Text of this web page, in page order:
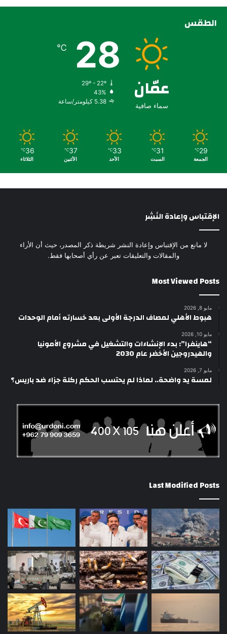
الطقس
عمّان
سماء صافية
28
℃
29º - 22º
43%
5.38 كيلومتر/ساعة
29
℃
الجمعة
31
℃
السبت
33
℃
الأحد
37
℃
الأثنين
36
℃
الثلاثاء
الإقتباس وإعادة النَشِر
لا مانع من الإقتباس وإعادة النشر شريطة ذكر المصدر، حيث أن الأراء
والمقالات والتعليقات تعبر عن رأي أصحابها فقط.
Most Viewed Posts
مايو 8, 2026
هبوط الأهلي لمصاف الدرجة الأولى بعد خسارته أمام الوحدات
مايو 10, 2026
“هاينفرا”: بدء الإنشاءات والتشغيل في مشروع الأمونيا
والهيدروجين الأخضر عام 2030
مايو 7, 2026
لمسة يد واضحة.. لماذا لم يحتسب الحكم ركلة جزاء ضد باريس؟
Last Modified Posts